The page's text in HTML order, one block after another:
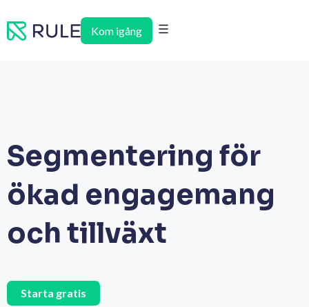
till
Kom igång
Segmentering för
ökad engagemang
och tillväxt
Starta gratis